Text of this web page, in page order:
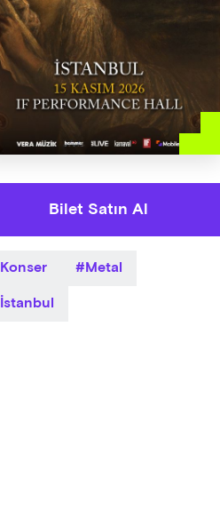
Bilet Satın Al
Konser
Metal
İstanbul